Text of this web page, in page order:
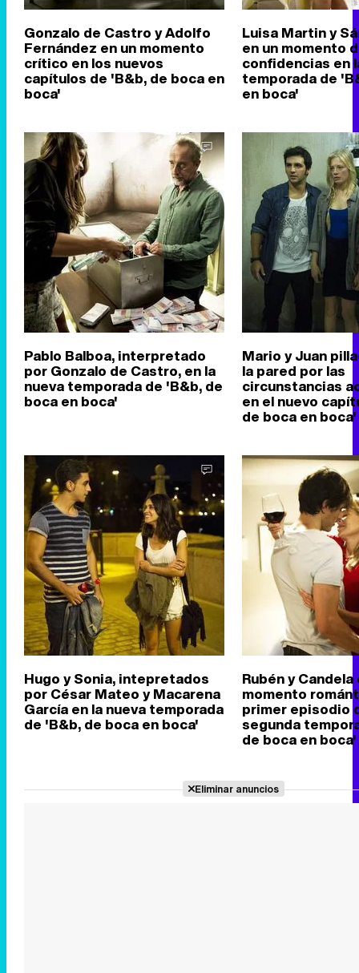
Gonzalo de Castro y Adolfo
Fernández en un momento
crítico en los nuevos
capítulos de 'B&b, de boca en
boca'
Luisa Martin y
en un momento
confidencias en
temporada de
en boca'
Pablo Balboa, interpretado
por Gonzalo de Castro, en la
nueva temporada de 'B&b, de
boca en boca'
Mario y Juan
la pared por las
circunstancias
en el nuevo
de boca en boca'
Hugo y Sonia, intepretados
por César Mateo y Macarena
García en la nueva temporada
de 'B&b, de boca en boca'
Rubén y Candela
momento
primer episodio
segunda
de boca en boca'
Eliminar anuncios